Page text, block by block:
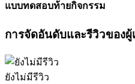
แบบทดสอบท้ายกิจกรรม
การจัดอันดับและรีวิวของผู้
ยังไม่มีรีวิว